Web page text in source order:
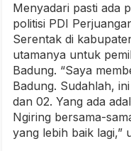
Menyadari pasti ada
politisi PDI
Serentak di
utamanya untuk
Badung. “Saya
Badung. Sudahlah,
dan 02. Yang ada
Ngiring bersama-
yang lebih baik lagi,”